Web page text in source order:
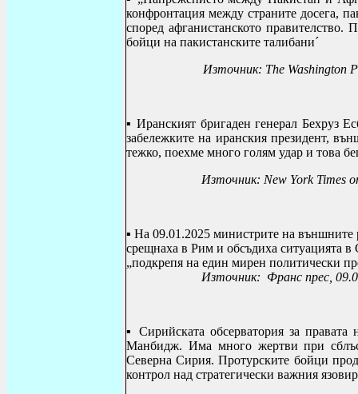
конфронтация между страните досега,
според афганистанското правителство.
бойци на пакистанските талибани´
Източник: The Washington
▪Иранският бригаден генерал Бехруз
забележките на иранския президент,
тежко, поехме много голям удар и това
Източник: New York Times
▪ На 09.01.2025 министрите на
срещнаха в Рим и обсъдиха ситуацията
„подкрепя на един мирен политически
Източник: Франс прес,
▪Сирийската обсерватория за
Манбидж. Има много жертви при
Северна Сирия. Протурските бойци
контрол над стратегически важния